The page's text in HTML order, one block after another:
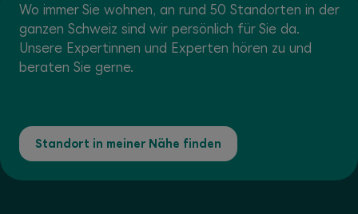
Wo immer Sie wohnen, an rund 50 Standorten in der
ganzen Schweiz sind wir persönlich für Sie da.
Unsere Expertinnen und Experten hören zu und
beraten Sie gerne.
Standort in meiner Nähe finden